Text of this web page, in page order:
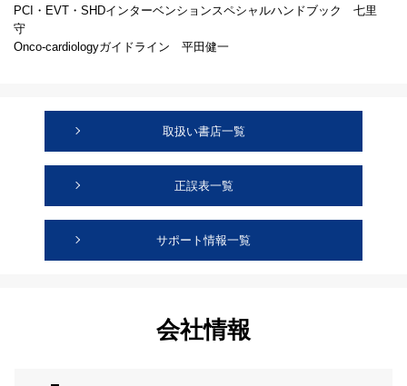
PCI・EVT・SHDインターベンションスペシャルハンドブック 七里
守
Onco-cardiologyガイドライン 平田健一
取扱い書店一覧
正誤表一覧
サポート情報一覧
会社情報